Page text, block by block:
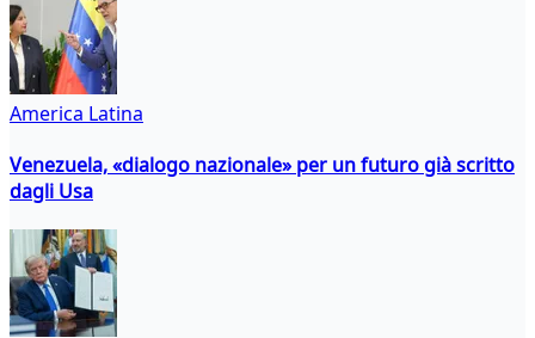
America Latina
Venezuela, «dialogo nazionale» per un futuro già scritto
dagli Usa